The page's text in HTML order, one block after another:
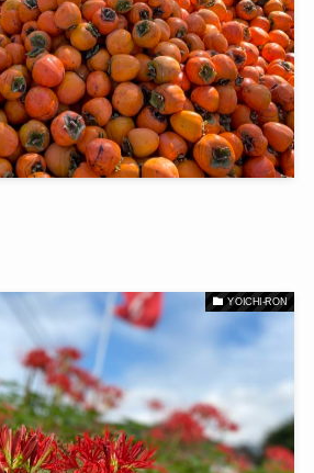
YOICHI-RON